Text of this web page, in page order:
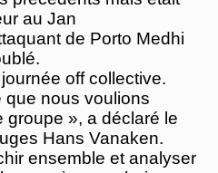
au Jan
de Porto Medhi
off collective.
que nous voulions
», a déclaré le
Hans Vanaken.
ensemble et analyser